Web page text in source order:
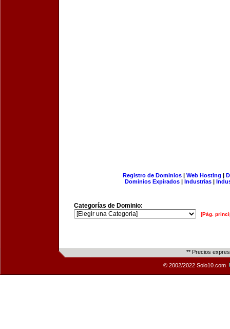
Registro de Dominios| Web Hosting |
Dominios Expirados | Industrias |
Categorías de Dominio:
[Pág.
** Precios
© 2002/2022 Solo10.com